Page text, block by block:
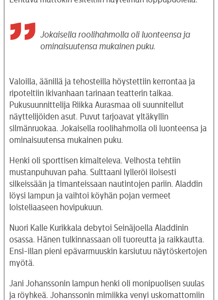
Jokaisella roolihahmolla oli luonteensa ja
ominaisuutensa mukainen puku.
Valoilla, äänillä ja tehosteilla höystettiin kerrontaa ja
ripoteltiin ikivanhaan tarinaan teatterin taikaa.
Pukusuunnittelija Riikka Aurasmaa oli suunnitellut
näyttelijöiden asut. Puvut tarjoavat yltäkyllin
silmänruokaa. Jokaisella roolihahmolla oli luonteensa ja
ominaisuutensa mukainen puku.
Henki oli sporttisen kimalteleva. Velhosta tehtiin
mustanpuhuvan paha. Sulttaani lylleröi iloisesti
silkeissään ja timanteissaan nautintojen pariin. Aladdin
löysi lampun ja vaihtoi köyhän pojan vermeet
loisteliaaseen hovipukuun.
Nuori Kalle Kurikkala debytoi Seinäjoella Aladdinin
osassa. Hänen tulkinnassaan oli tuoreutta ja raikkautta.
Ensi-illan pieni epävarmuuskin karsiutuu näytöskertojen
myötä.
Jani Johanssonin lampun henki oli monipuolisen suulas
ja röyhkeä. Johanssonin mimiikka venyi uskomattomiin